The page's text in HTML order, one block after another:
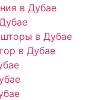
в Дубае
в Дубае
в Дубае